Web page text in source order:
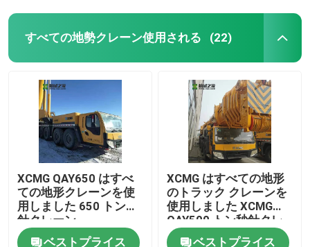
すべての地勢クレーン使用される (22)
XCMG QAY650 はすべ
ての地形クレーンを使
用しました 650 トン秒
針クレーン
ベストプライス
XCMG はすべての地形
のトラック クレーンを
使用しました XCMG
QAY500 トン秒針クレ
ーン
ベストプライス